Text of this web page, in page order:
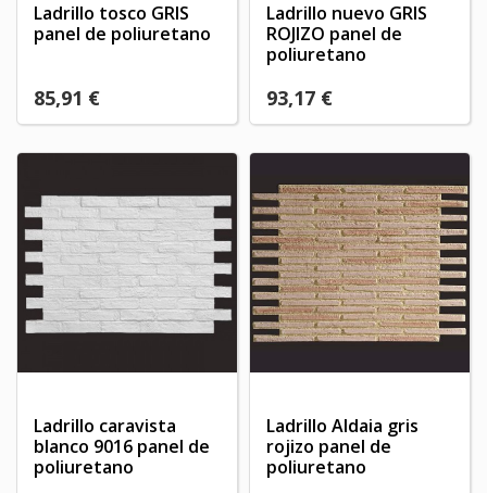
Ladrillo tosco GRIS
panel de poliuretano
85,91 €
Ladrillo nuevo GRIS
ROJIZO panel de
poliuretano
93,17 €
Ladrillo caravista
blanco 9016 panel de
poliuretano
Ladrillo Aldaia gris
rojizo panel de
poliuretano